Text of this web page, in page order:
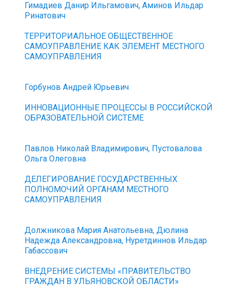
Гимадиев Данир Ильгамович, Аминов Ильдар
Ринатович
ТЕРРИТОРИАЛЬНОЕ ОБЩЕСТВЕННОЕ
САМОУПРАВЛЕНИЕ КАК ЭЛЕМЕНТ МЕСТНОГО
САМОУПРАВЛЕНИЯ
Горбунов Андрей Юрьевич
ИННОВАЦИОННЫЕ ПРОЦЕССЫ В РОССИЙСКОЙ
ОБРАЗОВАТЕЛЬНОЙ СИСТЕМЕ
Павлов Николай Владимирович, Пустовалова
Ольга Олеговна
ДЕЛЕГИРОВАНИЕ ГОСУДАРСТВЕННЫХ
ПОЛНОМОЧИЙ ОРГАНАМ МЕСТНОГО
САМОУПРАВЛЕНИЯ
Должникова Мария Анатольевна, Дюлина
Надежда Александровна, Нуретдиннов Ильдар
Габассович
ВНЕДРЕНИЕ СИСТЕМЫ «ПРАВИТЕЛЬСТВО
ГРАЖДАН В УЛЬЯНОВСКОЙ ОБЛАСТИ»